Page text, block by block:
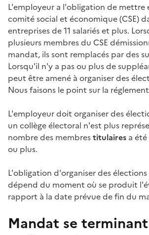
L'employeur a l'obligation de mettre
comité social et économique (CSE)
entreprises de 11 salariés et plus.
plusieurs membres du CSE
mandat, ils sont remplacés par des
Lorsqu'il n'y a pas ou plus de
peut être amené à organiser des
Nous faisons le point sur la
L'employeur doit organiser des
un collège électoral n'est plus
nombre des membrestitulaires a
ou plus.
L'obligation d'organiser des
dépend du moment où se produit
rapport à la date prévue de fin du
Mandat se